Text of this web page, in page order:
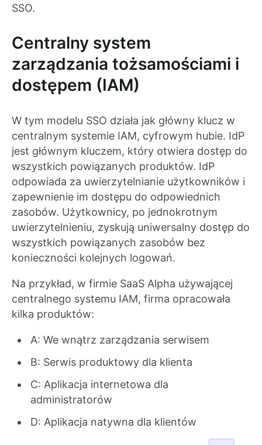
SSO.
Centralny system
zarządzania tożsamościami i
dostępem (IAM)
W tym modelu SSO działa jak główny klucz w
centralnym systemie IAM, cyfrowym hubie. IdP
jest głównym kluczem, który otwiera dostęp do
wszystkich powiązanych produktów. IdP
odpowiada za uwierzytelnianie użytkowników i
zapewnienie im dostępu do odpowiednich
zasobów. Użytkownicy, po jednokrotnym
uwierzytelnieniu, zyskują uniwersalny dostęp do
wszystkich powiązanych zasobów bez
konieczności kolejnych logowań.
Na przykład, w firmie SaaS Alpha używającej
centralnego systemu IAM, firma opracowała
kilka produktów:
A: We wnątrz zarządzania serwisem
B: Serwis produktowy dla klienta
C: Aplikacja internetowa dla
administratorów
D: Aplikacja natywna dla klientów